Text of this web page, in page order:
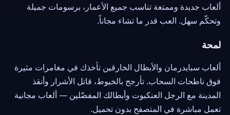
ألعاب جديدة وممتعة تناسب جميع الأعمار، برسومات جميلة
وتحكّم سهل. العب قدر ما تشاء مجاناً.
لمحة
ألعاب سبايدرمان والأبطال الخارقين تأخذك في مغامرات مثيرة
فوق ناطحات السحاب. تأرجح بالخيوط، قاتل الأشرار وأنقذ
المدينة مع الرجل العنكبوت وأبطالك المفضّلين — ألعاب مجانية
تعمل مباشرة في المتصفح بدون تحميل.